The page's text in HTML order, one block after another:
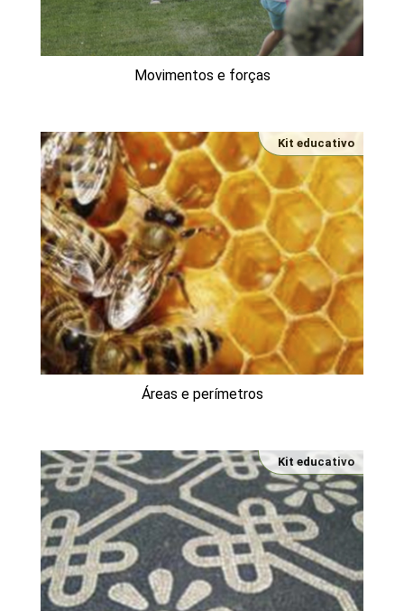
Movimentos e forças
Áreas e perímetros
Kit educativo
Kit educativo